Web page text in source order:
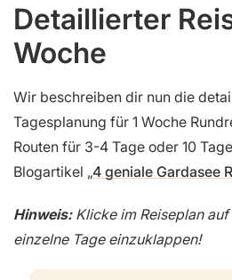
Detaillierter
Woche
Wir beschreiben dir nun die
Tagesplanung für 1 Woche
Routen für 3-4 Tage oder 10
Blogartikel „4 geniale Gardasee
Hinweis: Klicke im Reiseplan
einzelne Tage einzuklappen!